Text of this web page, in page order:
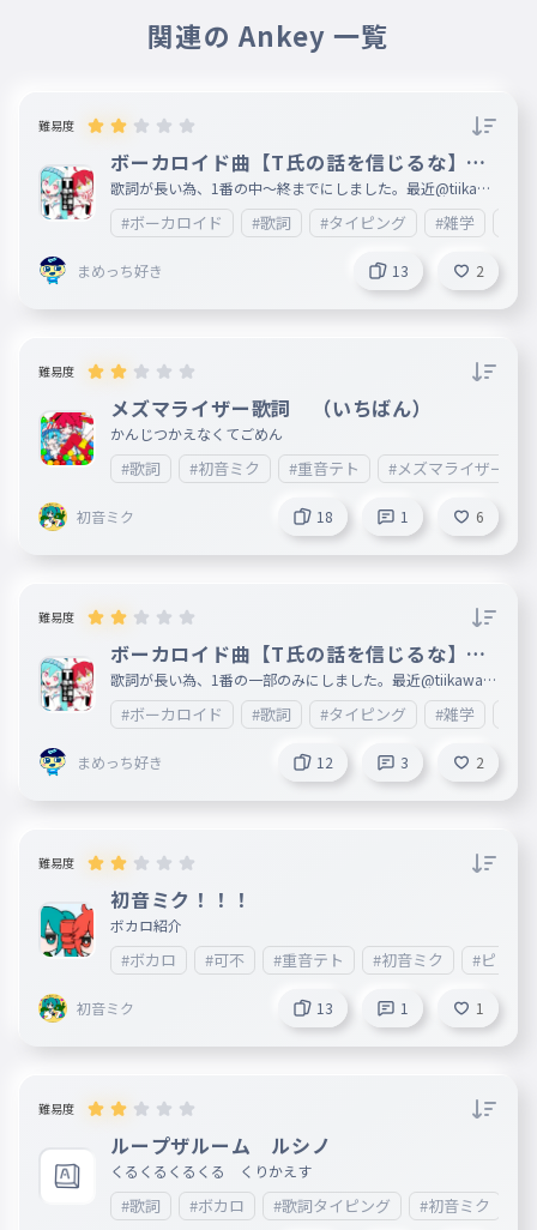
関連の Ankey 一覧
難易度
ボーカロイド曲【T氏の話を信じるな】歌
詞1番(中〜終)
歌詞が長い為、1番の中〜終までにしました。最近@tiikawa
_loveが歌うようになってきたので、 あとカラオケ🎤もこれ
歌ったことあるのでこれにしました。歌詞が長いので、文字
が間違えてしまっているところが複数あると思います。ご了
承ください。 何ありましたら、情報が入り次第ここに載せ
ますので、ご了承ください。次回は2番目以降を制作します
。すごいと思ったら❤をお願いします。皆様の御感想等楽し
みに待っております。 妹垢:http://ankey.io/@tiikawa_love
#ボーカロイド #歌詞 #タイピング #雑学
まめっち好き 13 2
難易度
メズマライザー歌詞 （いちばん）
かんじつかえなくてごめん
#歌詞 #初音ミク #重音テト #メズマライザー
初音ミク 18 1 6
難易度
ボーカロイド曲【T氏の話を信じるな】歌
詞1番(一部)
歌詞が長い為、1番の一部のみにしました。最近@tiikawa_l
oveが歌うようになってきたので、 あとカラオケ🎤もこれ歌
ったことあるのでこれにしました。歌詞が長いので、文字が
間違えてしまっているところが複数あると思います。 ご了
承ください。何ありましたら、情報が入り次第ここに載せま
すので、ご了承ください。すごいと思ったら❤をお願いしま
す。 妹垢:http://ankey.io/@tiikawa_love
#ボーカロイド #歌詞 #タイピング #雑学
まめっち好き 12 3 2
難易度
初音ミク！！！
ボカロ紹介
#ボカロ #可不 #重音テト #初音ミク #ピノキ
初音ミク 13 1 1
難易度
ループザルーム ルシノ
くるくるくるくる くりかえす
#歌詞 #ボカロ #歌詞タイピング #初音ミク